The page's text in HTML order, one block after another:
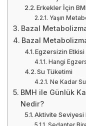
Erkekler İçin
Yaşın
Bazal
Bazal
Egzersizin Etkisi
Hangi
Su Tüketimi
Ne Kadar
BMH ile Günlük
Nedir?
Aktivite Seviyesi